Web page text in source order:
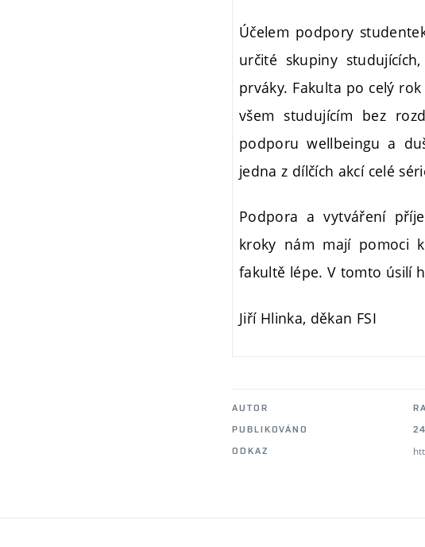
Účelem podpory
určité skupiny
prváky. Fakulta po celý
všem studujícím bez
podporu wellbeingu a
jedna z dílčích akcí celé
Podpora a vytváření
kroky nám mají pomoci
fakultě lépe. V tomto úsilí
Jiří Hlinka, děkan FSI
AUTOR
PUBLIKOVÁNO
ODKAZ